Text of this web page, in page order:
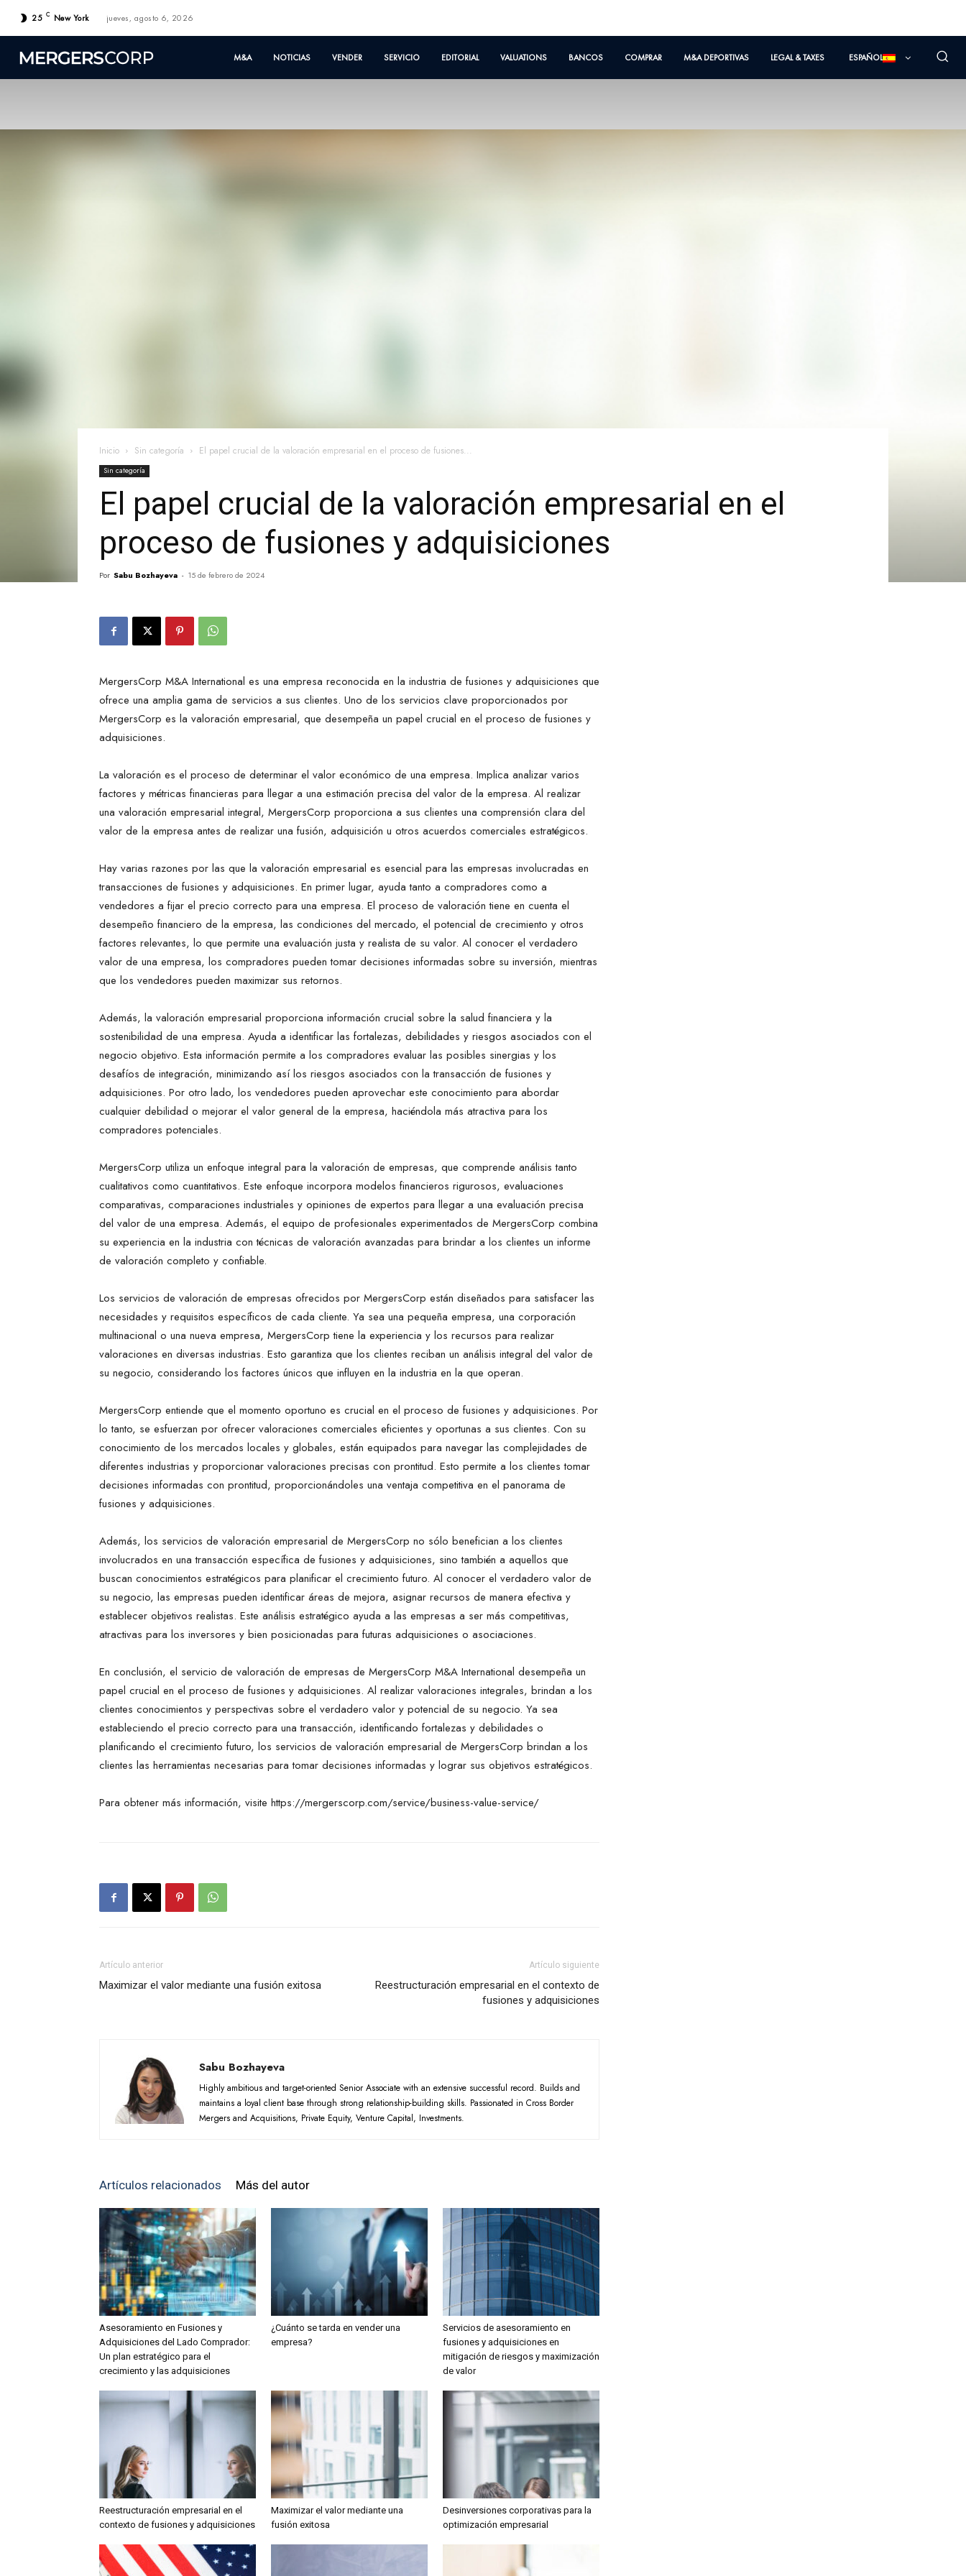
25 C New York jueves, agosto 6, 2026
M&A NOTICIAS VENDER SERVICIO EDITORIAL VALUATIONS BANCOS COMPRAR M&A DEPORTIVAS LEGAL & TAXES ESPAÑOL
Inicio Sin categoría El papel crucial de la valoración empresarial en el proceso de fusiones...
Sin categoría
El papel crucial de la valoración empresarial en el
proceso de fusiones y adquisiciones
Por Sabu Bozhayeva - 15 de febrero de 2024
MergersCorp M&A International es una empresa reconocida en la industria de fusiones y adquisiciones que
ofrece una amplia gama de servicios a sus clientes. Uno de los servicios clave proporcionados por
MergersCorp es la valoración empresarial, que desempeña un papel crucial en el proceso de fusiones y
adquisiciones.
La valoración es el proceso de determinar el valor económico de una empresa. Implica analizar varios
factores y métricas financieras para llegar a una estimación precisa del valor de la empresa. Al realizar
una valoración empresarial integral, MergersCorp proporciona a sus clientes una comprensión clara del
valor de la empresa antes de realizar una fusión, adquisición u otros acuerdos comerciales estratégicos.
Hay varias razones por las que la valoración empresarial es esencial para las empresas involucradas en
transacciones de fusiones y adquisiciones. En primer lugar, ayuda tanto a compradores como a
vendedores a fijar el precio correcto para una empresa. El proceso de valoración tiene en cuenta el
desempeño financiero de la empresa, las condiciones del mercado, el potencial de crecimiento y otros
factores relevantes, lo que permite una evaluación justa y realista de su valor. Al conocer el verdadero
valor de una empresa, los compradores pueden tomar decisiones informadas sobre su inversión, mientras
que los vendedores pueden maximizar sus retornos.
Además, la valoración empresarial proporciona información crucial sobre la salud financiera y la
sostenibilidad de una empresa. Ayuda a identificar las fortalezas, debilidades y riesgos asociados con el
negocio objetivo. Esta información permite a los compradores evaluar las posibles sinergias y los
desafíos de integración, minimizando así los riesgos asociados con la transacción de fusiones y
adquisiciones. Por otro lado, los vendedores pueden aprovechar este conocimiento para abordar
cualquier debilidad o mejorar el valor general de la empresa, haciéndola más atractiva para los
compradores potenciales.
MergersCorp utiliza un enfoque integral para la valoración de empresas, que comprende análisis tanto
cualitativos como cuantitativos. Este enfoque incorpora modelos financieros rigurosos, evaluaciones
comparativas, comparaciones industriales y opiniones de expertos para llegar a una evaluación precisa
del valor de una empresa. Además, el equipo de profesionales experimentados de MergersCorp combina
su experiencia en la industria con técnicas de valoración avanzadas para brindar a los clientes un informe
de valoración completo y confiable.
Los servicios de valoración de empresas ofrecidos por MergersCorp están diseñados para satisfacer las
necesidades y requisitos específicos de cada cliente. Ya sea una pequeña empresa, una corporación
multinacional o una nueva empresa, MergersCorp tiene la experiencia y los recursos para realizar
valoraciones en diversas industrias. Esto garantiza que los clientes reciban un análisis integral del valor de
su negocio, considerando los factores únicos que influyen en la industria en la que operan.
MergersCorp entiende que el momento oportuno es crucial en el proceso de fusiones y adquisiciones. Por
lo tanto, se esfuerzan por ofrecer valoraciones comerciales eficientes y oportunas a sus clientes. Con su
conocimiento de los mercados locales y globales, están equipados para navegar las complejidades de
diferentes industrias y proporcionar valoraciones precisas con prontitud. Esto permite a los clientes tomar
decisiones informadas con prontitud, proporcionándoles una ventaja competitiva en el panorama de
fusiones y adquisiciones.
Además, los servicios de valoración empresarial de MergersCorp no sólo benefician a los clientes
involucrados en una transacción específica de fusiones y adquisiciones, sino también a aquellos que
buscan conocimientos estratégicos para planificar el crecimiento futuro. Al conocer el verdadero valor de
su negocio, las empresas pueden identificar áreas de mejora, asignar recursos de manera efectiva y
establecer objetivos realistas. Este análisis estratégico ayuda a las empresas a ser más competitivas,
atractivas para los inversores y bien posicionadas para futuras adquisiciones o asociaciones.
En conclusión, el servicio de valoración de empresas de MergersCorp M&A International desempeña un
papel crucial en el proceso de fusiones y adquisiciones. Al realizar valoraciones integrales, brindan a los
clientes conocimientos y perspectivas sobre el verdadero valor y potencial de su negocio. Ya sea
estableciendo el precio correcto para una transacción, identificando fortalezas y debilidades o
planificando el crecimiento futuro, los servicios de valoración empresarial de MergersCorp brindan a los
clientes las herramientas necesarias para tomar decisiones informadas y lograr sus objetivos estratégicos.
Para obtener más información, visite https://mergerscorp.com/service/business-value-service/
Artículo anterior
Maximizar el valor mediante una fusión exitosa
Artículo siguiente
Reestructuración empresarial en el contexto de
fusiones y adquisiciones
Sabu Bozhayeva
Highly ambitious and target-oriented Senior Associate with an extensive successful record. Builds and
maintains a loyal client base through strong relationship-building skills. Passionated in Cross Border
Mergers and Acquisitions, Private Equity, Venture Capital, Investments.
Artículos relacionados Más del autor
Asesoramiento en Fusiones y
Adquisiciones del Lado Comprador:
Un plan estratégico para el
crecimiento y las adquisiciones
¿Cuánto se tarda en vender una
empresa?
Servicios de asesoramiento en
fusiones y adquisiciones en
mitigación de riesgos y maximización
de valor
Reestructuración empresarial en el
contexto de fusiones y adquisiciones
Maximizar el valor mediante una
fusión exitosa
Desinversiones corporativas para la
optimización empresarial